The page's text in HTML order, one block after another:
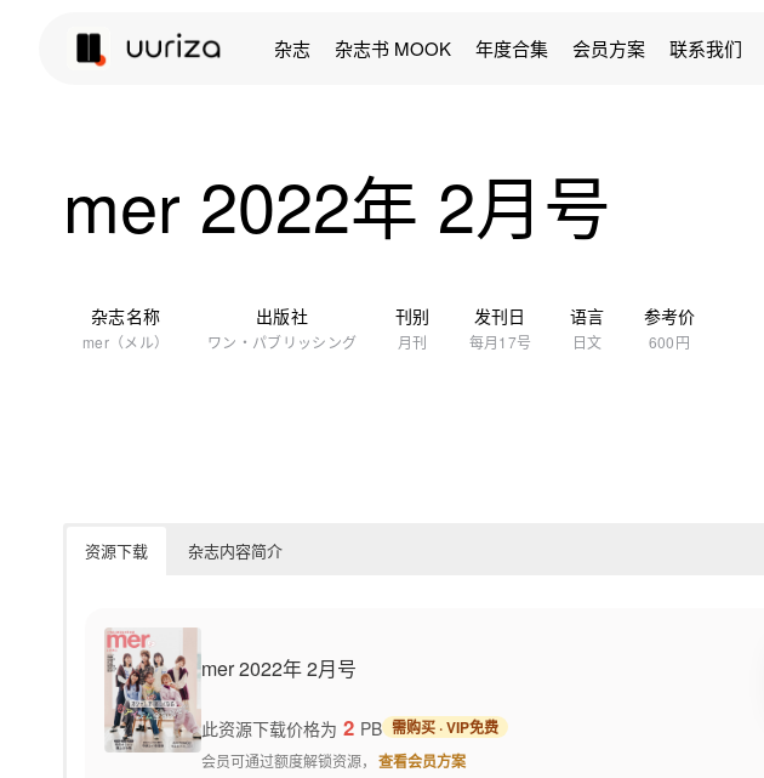
杂志 杂志书 MOOK 年度合集 会员方案 联系我们
mer 2022年 2月号
杂志名称
mer（メル）
出版社
ワン・パブリッシング
刊别
月刊
发刊日
每月17号
语言
日文
参考价
600円
资源下载 杂志内容简介
mer 2022年 2月号
此资源下载价格为 2 PB 需购买 · VIP免费
会员可通过额度解锁资源， 查看会员方案